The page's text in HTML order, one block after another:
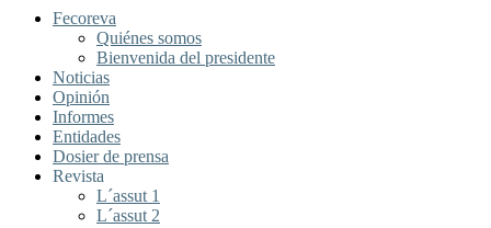
Fecoreva
Quiénes somos
Bienvenida del presidente
Noticias
Opinión
Informes
Entidades
Dosier de prensa
Revista
L´assut 1
L´assut 2